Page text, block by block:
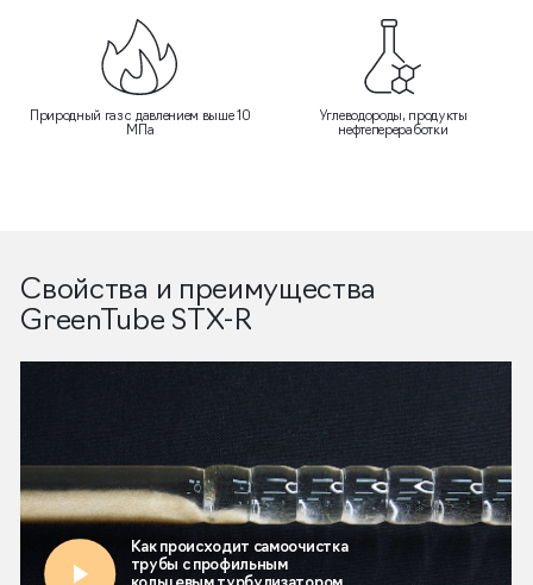
Природный газ с давлением выше 10
МПа
Углеводороды, продукты
нефтепереработки
Свойства и преимущества
GreenTube STX-R